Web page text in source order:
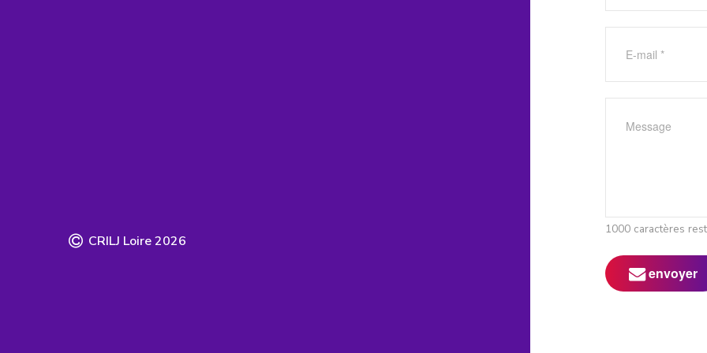
CRILJ Loire2026
1000 caractères
envoyer